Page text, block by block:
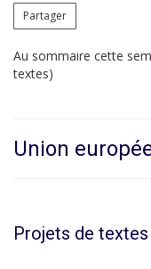
Partager
Au sommaire cette
textes)
Union
Projets de textes